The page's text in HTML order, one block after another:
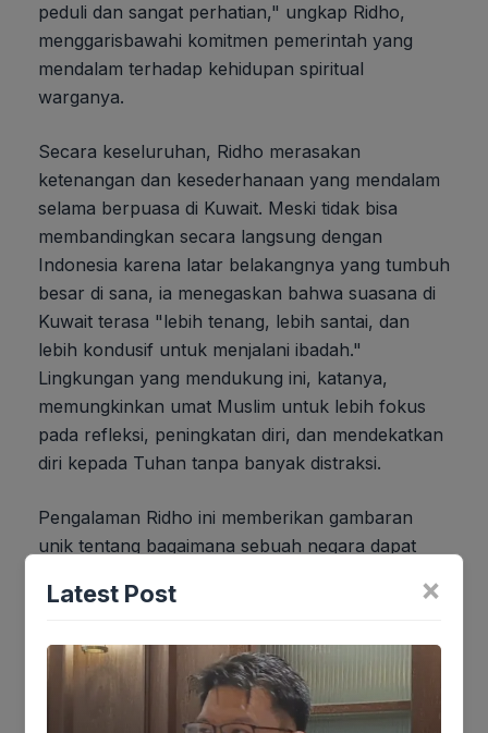
peduli dan sangat perhatian," ungkap Ridho,
menggarisbawahi komitmen pemerintah yang
mendalam terhadap kehidupan spiritual
warganya.
Secara keseluruhan, Ridho merasakan
ketenangan dan kesederhanaan yang mendalam
selama berpuasa di Kuwait. Meski tidak bisa
membandingkan secara langsung dengan
Indonesia karena latar belakangnya yang tumbuh
besar di sana, ia menegaskan bahwa suasana di
Kuwait terasa "lebih tenang, lebih santai, dan
lebih kondusif untuk menjalani ibadah."
Lingkungan yang mendukung ini, katanya,
memungkinkan umat Muslim untuk lebih fokus
pada refleksi, peningkatan diri, dan mendekatkan
diri kepada Tuhan tanpa banyak distraksi.
Pengalaman Ridho ini memberikan gambaran
unik tentang bagaimana sebuah negara dapat
warganya untuk meraih kekhusyukan maksimal
perhatian pemerintah terhadap kehidupan
spiritual masyarakat, yang mungkin bisa menjadi
inspirasi bagi banyak pihak. Berita ini disadur dari
×
Latest Post